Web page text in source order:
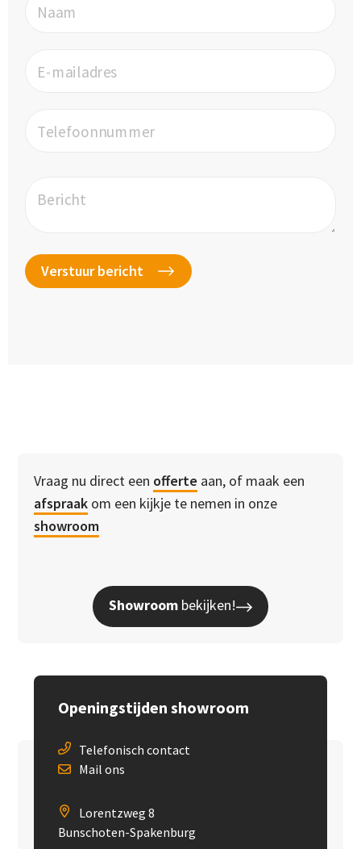
Naam
E-mailadres
Telefoonnummer
Bericht
Vraag nu direct een offerte aan, of maak een
afspraak om een kijkje te nemen in onze
showroom
Showroom bekijken!
Openingstijden showroom
Telefonisch contact
Mail ons
Lorentzweg 8
Bunschoten-Spakenburg